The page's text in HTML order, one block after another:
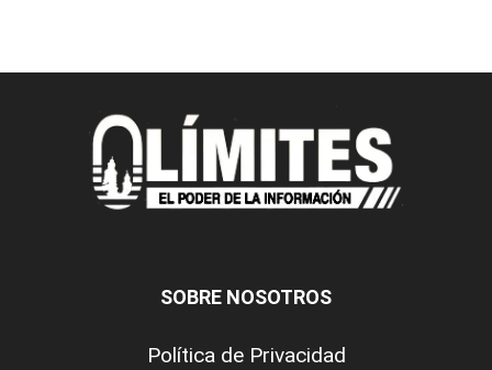
SOBRE NOSOTROS
Política de Privacidad